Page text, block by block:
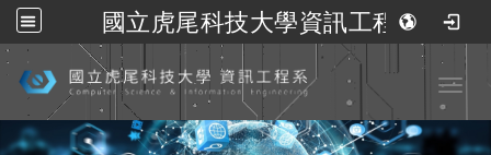
國立虎尾科技大學資訊工程系
跳到主要內容